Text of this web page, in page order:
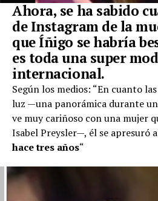
Ahora, se ha sabido
de Instagram de la
que Íñigo se habría
es toda una super
internacional.
Según los medios: “En cuanto
luz —una panorámica durante
ve muy cariñoso con una mujer
Isabel Preysler—, él se apresuró
hace tres años“